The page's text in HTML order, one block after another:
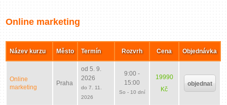
Online marketing
Název kurzu Město Termín Rozvrh Cena Objednávka
Online
marketing
Praha
od 5. 9.
2026
do 7. 11.
2026
9:00 -
15:00
So - 10 dní
19990
Kč
objednat